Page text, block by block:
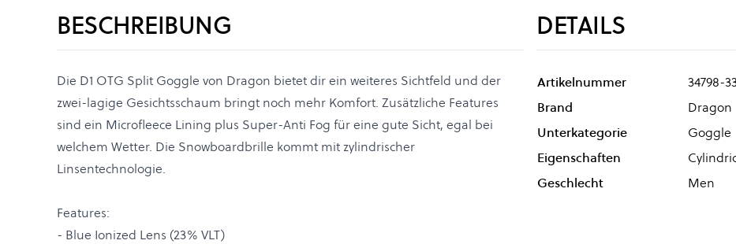
BESCHREIBUNG
Die D1 OTG Split Goggle von Dragon bietet dir ein weiteres Sichtfeld und der
zwei-lagige Gesichtsschaum bringt noch mehr Komfort. Zusätzliche Features
sind ein Microfleece Lining plus Super-Anti Fog für eine gute Sicht, egal bei
welchem Wetter. Die Snowboardbrille kommt mit zylindrischer
Linsentechnologie.
Features:
- Blue Ionized Lens (23% VLT)
DETAILS
Artikelnummer
34798-
Brand
Dragon
Unterkategorie
Goggle
Eigenschaften
Geschlecht
Men